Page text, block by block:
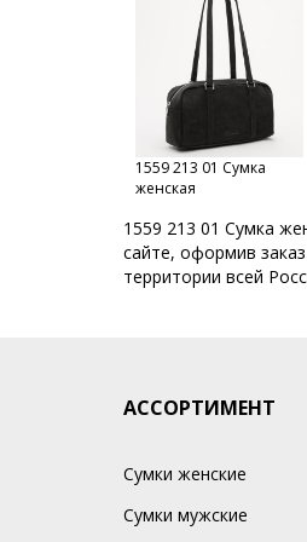
1559 213 01 Сумка
женская
1559 213 01 Сумка
сайте, оформив
территории всей
АССОРТИМЕНТ
Сумки женские
Сумки мужские